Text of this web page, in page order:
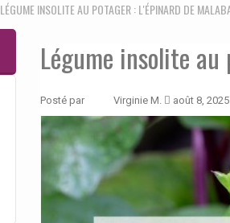
LÉGUME INSOLITE AU POTAGER : L'ÉPINARD DE
Légume insolite
Posté par Virginie M. août 8, 2025